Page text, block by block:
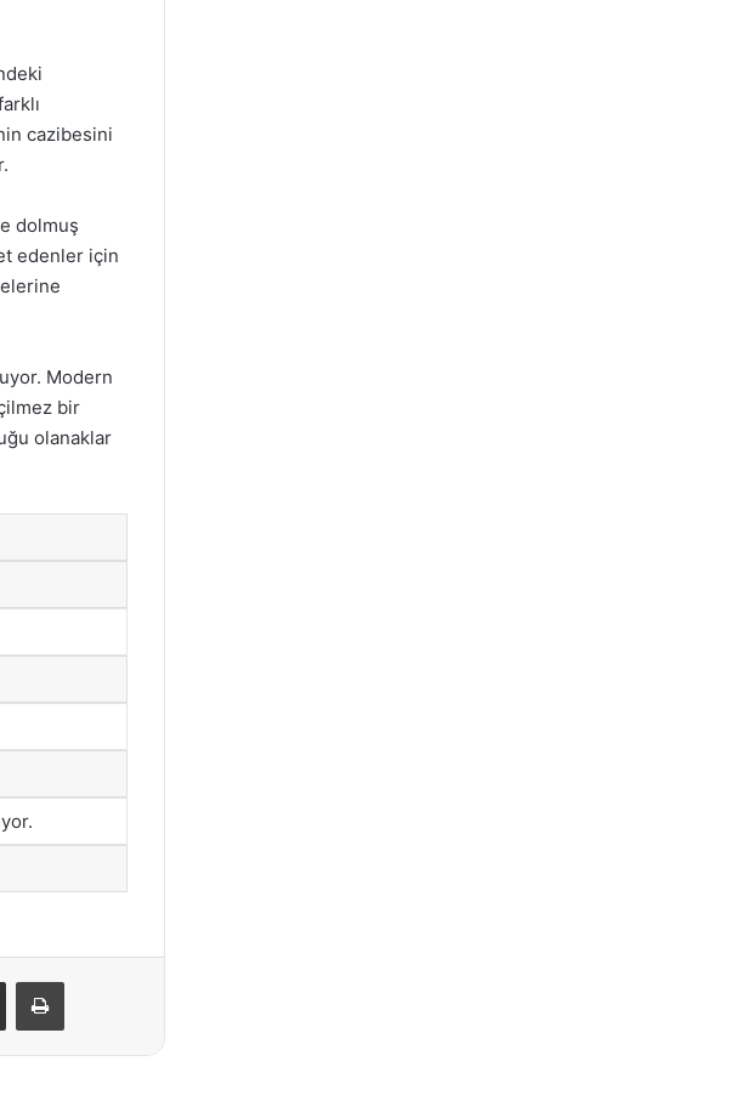
cazibesini
dolmuş
edenler için
Modern
bir
olanaklar
E-Posta ile paylaş Yazdır